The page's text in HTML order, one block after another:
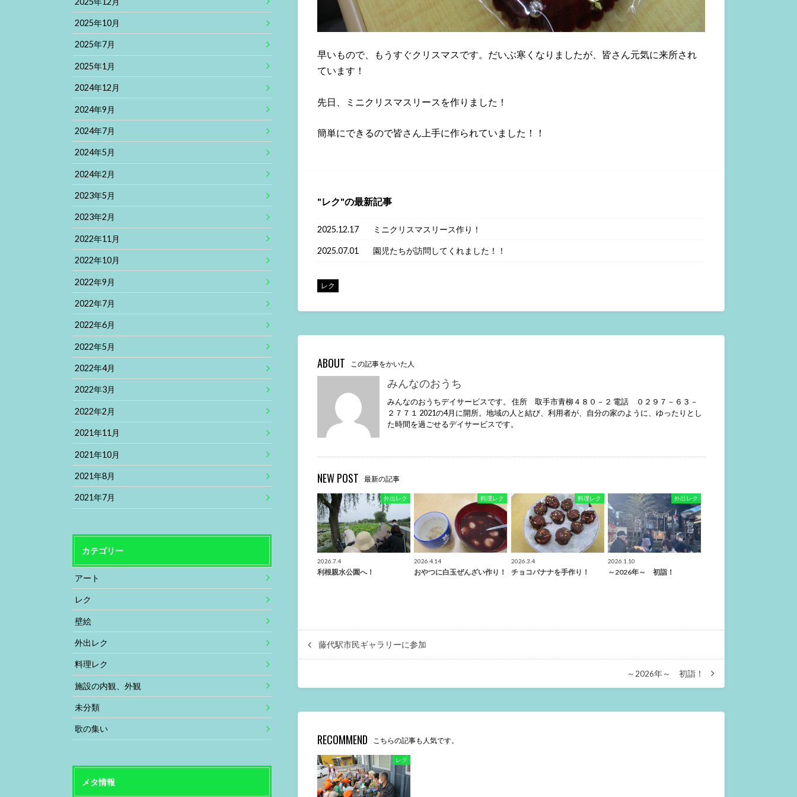
早いもので、もうすぐクリスマスです。だいぶ寒くなりましたが、皆さん元気に来所され
ています！
先日、ミニクリスマスリースを作りました！
簡単にできるので皆さん上手に作られていました！！
レク の最新記事
2025.12.17 ミニクリスマスリース作り！
2025.07.01 園児たちが訪問してくれました！！
レク
ABOUT この記事をかいた人
みんなのおうち
みんなのおうちデイサービスです。 住所 取手市青柳４８０－２ 電話 ０２９７－６３－
２７７１ 2021の4月に開所。地域の人と結び、利用者が、自分の家のように、ゆったりとし
た時間を過ごせるデイサービスです。
NEW POST 最新の記事
外出レク
2026.7.4
利根親水公園へ！
料理レク
2026.4.14
おやつに白玉ぜんざい作り！
料理レク
2026.3.4
チョコバナナを手作り！
外出レク
2026.1.10
～2026年～ 初詣！
藤代駅市民ギャラリーに参加
～2026年～ 初詣！
RECOMMEND こちらの記事も人気です。
レク
2025年10月
2025年7月
2025年1月
2024年12月
2024年9月
2024年7月
2024年5月
2024年2月
2023年5月
2023年2月
2022年11月
2022年10月
2022年9月
2022年7月
2022年6月
2022年5月
2022年4月
2022年3月
2022年2月
2021年11月
2021年10月
2021年8月
2021年7月
カテゴリー
アート
レク
壁絵
外出レク
料理レク
施設の内観、外観
未分類
歌の集い
メタ情報